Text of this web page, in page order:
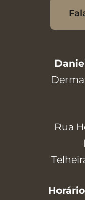
Rua